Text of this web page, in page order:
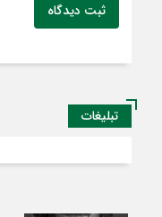
ثبت دیدگاه
تبلیغات